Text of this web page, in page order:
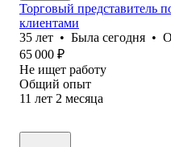
Торговый представитель
клиентами
35 лет • Была сегодня •
65 000 ₽
Не ищет работу
Общий опыт
11 лет 2 месяца